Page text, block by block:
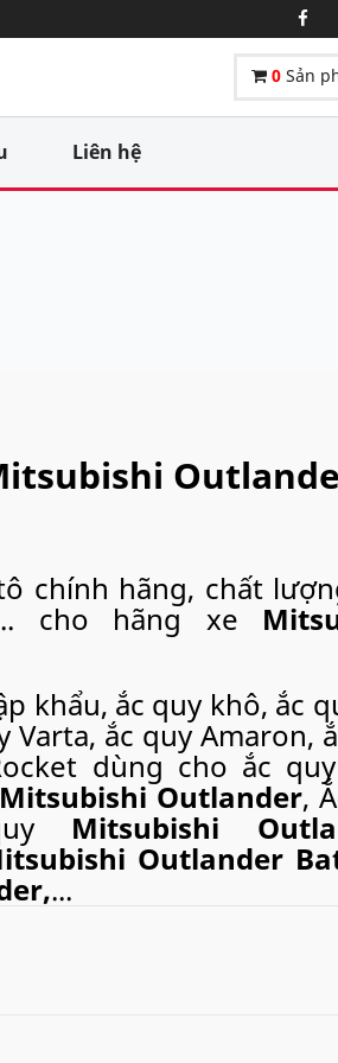
0 Sản
Liên hệ
chính hãng, chất
cho hãng xe
khẩu, ắc quy khô, ắc
Varta, ắc quy Amaron,
dùng cho ắc
Mitsubishi Outlander,
Mitsubishi
Outlander
...
các cửa hàng. Chúng tôi còn cung